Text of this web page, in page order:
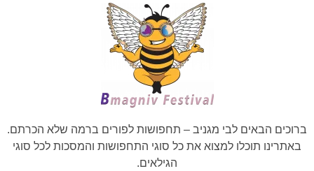
ברוכים הבאים לבי מגניב – תחפושות לפורים ברמה שלא הכרתם.
באתרינו תוכלו למצוא את כל סוגי התחפושות והמסכות לכל סוגי
הגילאים.